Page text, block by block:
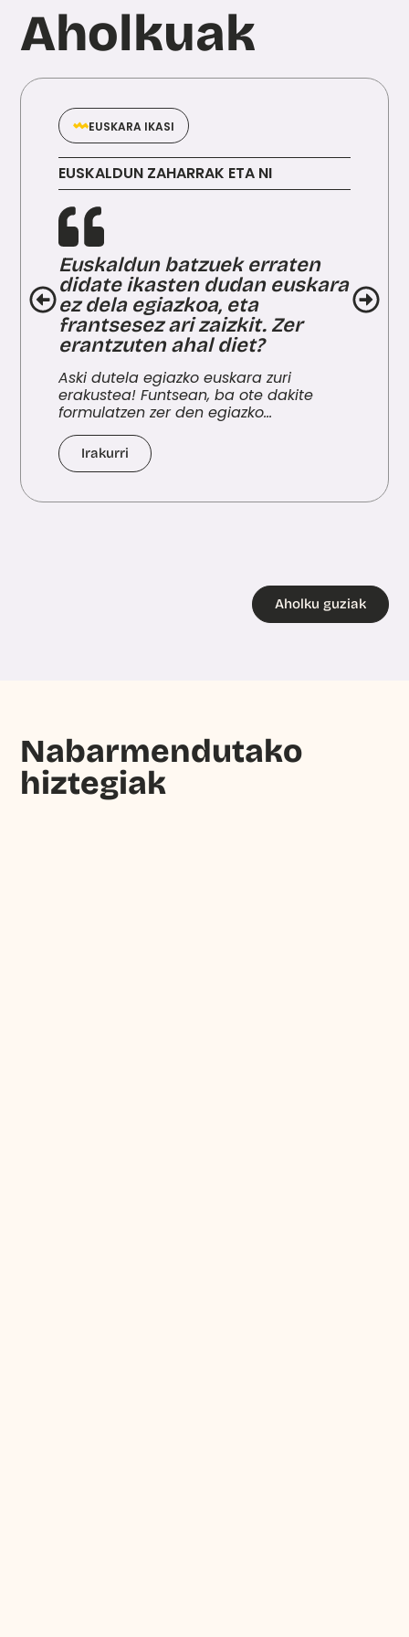
Aholkuak
EUSKARA IKASI
EUSKALDUN ZAHARRAK ETA NI
Euskaldun batzuek erraten
didate ikasten dudan euskara
ez dela egiazkoa, eta
frantsesez ari zaizkit. Zer
erantzuten ahal diet?
Aski dutela egiazko euskara zuri
erakustea! Funtsean, ba ote dakite
formulatzen zer den egiazko...
Irakurri
Aholku guziak
Nabarmendutako
hiztegiak